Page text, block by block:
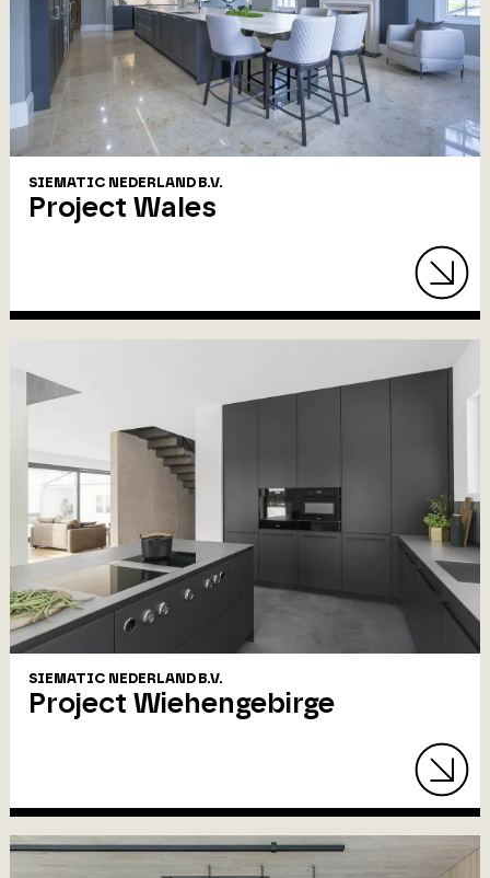
SIEMATIC NEDERLAND B.V.
Project Wales
SIEMATIC NEDERLAND B.V.
Project Wiehengebirge